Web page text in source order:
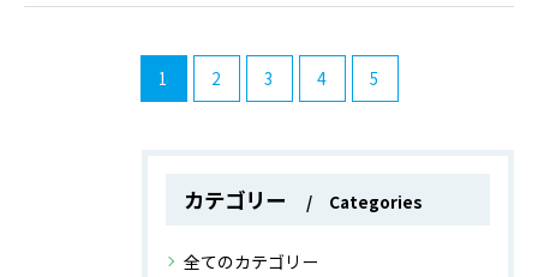
1 2 3 4 5
カテゴリー Categories
全てのカテゴリー